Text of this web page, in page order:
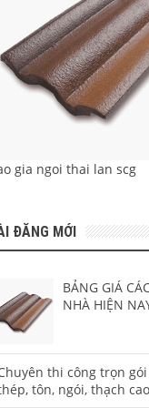
gia ngoi thai lan scg
ĐĂNG MỚI
BẢNG GIÁ
NHÀ HIỆN
thi công trọn
tôn, ngói, thạch